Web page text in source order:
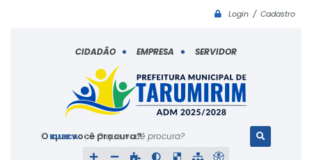
Login / Cadastro
O que você procura?
CIDADÃO EMPRESA SERVIDOR